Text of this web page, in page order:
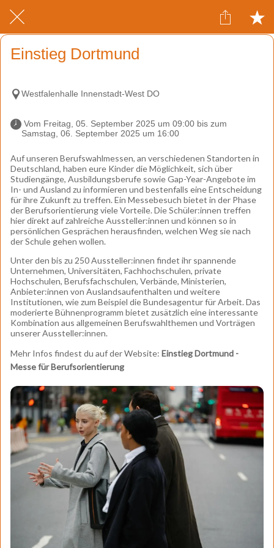
Einstieg Dortmund
Westfalenhalle Innenstadt-West DO
Samstag, 06. September 2025 um 16:00
Auf unseren Berufswahlmessen, an verschiedenen Standorten in
Deutschland, haben eure Kinder die Möglichkeit, sich über
Studiengänge, Ausbildungsberufe sowie Gap-Year-Angebote im
In- und Ausland zu informieren und bestenfalls eine Entscheidung
für ihre Zukunft zu treffen. Ein Messebesuch bietet in der Phase
der Berufsorientierung viele Vorteile. Die Schüler:innen treffen
hier direkt auf zahlreiche Aussteller:innen und können so in
persönlichen Gesprächen herausfinden, welchen Weg sie nach
der Schule gehen wollen.
Unter den bis zu 250 Aussteller:innen findet ihr spannende
Unternehmen, Universitäten, Fachhochschulen, private
Hochschulen, Berufsfachschulen, Verbände, Ministerien,
Anbieter:innen von Auslandsaufenthalten und weitere
Institutionen, wie zum Beispiel die Bundesagentur für Arbeit. Das
moderierte Bühnenprogramm bietet zusätzlich eine interessante
Kombination aus allgemeinen Berufswahlthemen und Vorträgen
unserer Aussteller:innen.
Mehr Infos findest du auf der Website: Einstieg Dortmund -
Messe für Berufsorientierung